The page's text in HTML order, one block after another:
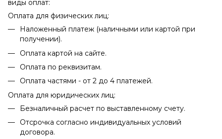
виды оплат:
Оплата для физических лиц:
Наложенный платеж (наличными или картой при
получении).
Оплата картой на сайте.
Оплата по реквизитам.
Оплата частями - от 2 до 4 платежей.
Оплата для юридических лиц:
Безналичный расчет по выставленному счету.
Отсрочка согласно индивидуальных условий
договора.